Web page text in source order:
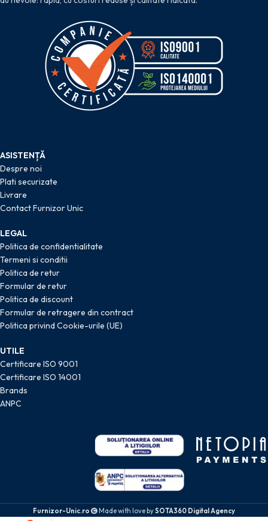
ASISTENȚĂ
Despre noi
Plati securizate
Livrare
Contact Furnizor Unic
LEGAL
Politica de confidentialitate
Termeni si conditii
Politica de retur
Formular de retur
Politica de discount
Formular de retragere din contract
Politica privind Cookie-urile (UE)
UTILE
Certificare ISO 9001
Certificare ISO 14001
Brands
ANPC
Furnizor-Unic.ro Made with love bySOTA360 Digital Agency